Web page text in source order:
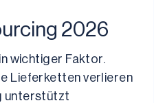
2026
wichtiger Faktor.
Lieferketten verlieren
unterstützt